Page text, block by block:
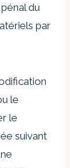
du
par
le
le
suivant